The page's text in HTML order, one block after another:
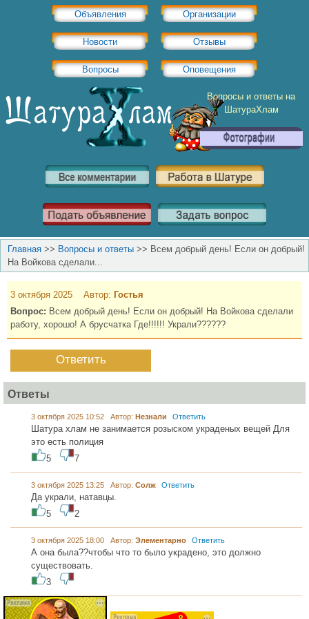
Объявления Организации
Новости Отзывы
Вопросы Оповещения
Вопросы и ответы на
ШатураХлам
Главная >> Вопросы и ответы >> Всем добрый день! Если он добрый!
На Войкова сделали...
3 октября 2025 Автор: Гостья
Вопрос: Всем добрый день! Если он добрый! На Войкова сделали
работу, хорошо! А брусчатка Где!!!!!! Украли??????
Ответить
Ответы
3 октября 2025 10:52 Автор: Незнали Ответить
Шатура хлам не занимается розыском украденых вещей Для
это есть полиция
5
7
3 октября 2025 13:25 Автор: Солж Ответить
Да украли, натавцы.
5
2
3 октября 2025 18:00 Автор: Элементарно Ответить
А она была??чтобы что то было украдено, это должно
существовать.
3